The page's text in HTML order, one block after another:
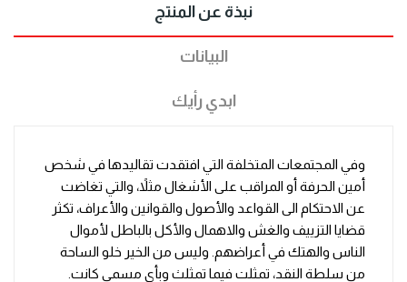
نبذة عن المنتج
البيانات
ابدي رأيك
وفي المجتمعات المتخلفة التي افتقدت تقاليدها في شخص
أمين الحرفة أو المراقب على الأشغال مثلاً، والتي تغاضت
عن الاحتكام الى القواعد والأصول والقوانين والأعراف، تكثر
قضايا التزييف والغش والاهمال والأكل بالباطل لأموال
الناس والهتك في أعراضهم. وليس من الخير خلو الساحة
من سلطة النقد، تمثلت فيما تمثلث وبأي مسمى كانت.